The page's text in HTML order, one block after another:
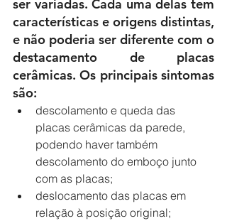
ser variadas. Cada uma delas tem
características e origens distintas,
e não poderia ser diferente com o
destacamento de placas
cerâmicas. Os principais sintomas
são:
descolamento e queda das
placas cerâmicas da parede,
podendo haver também
descolamento do emboço junto
com as placas;
deslocamento das placas em
relação à posição original;